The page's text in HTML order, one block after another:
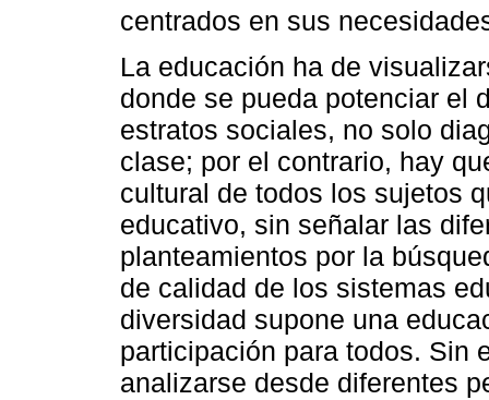
centrados en sus
La educación ha de
donde se pueda potenciar el
estratos sociales, no solo
clase; por el contrario, hay
cultural de todos los sujetos
educativo, sin señalar las
planteamientos por la
de calidad de los sistemas
diversidad supone una
participación para todos. Sin
analizarse desde diferentes